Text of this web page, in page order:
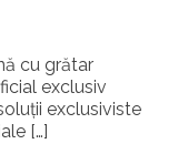
cu grătar
exclusiv
exclusiviste
[…]